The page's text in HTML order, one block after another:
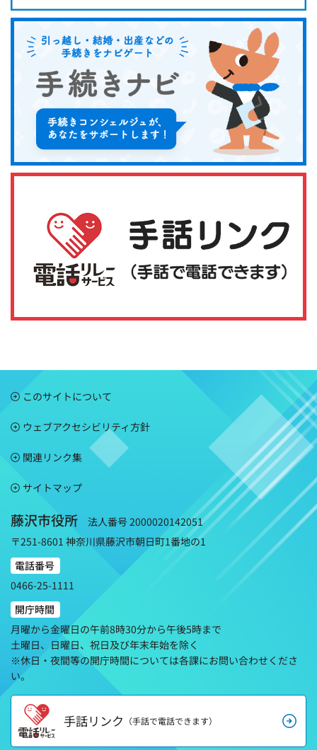
このサイトについて
ウェブアクセシビリティ方針
関連リンク集
サイトマップ
藤沢市役所
法人番号 2000020142051
〒251-8601 神奈川県藤沢市朝日町1番地の1
電話番号
0466-25-1111
開庁時間
月曜から金曜日の午前8時30分から午後5時まで
土曜日、日曜日、祝日及び年末年始を除く
※休日・夜間等の開庁時間については各課にお問い合わせくださ
い。
手話リンク （手話で電話できます）